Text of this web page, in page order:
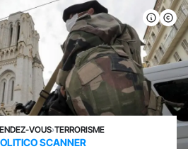
VOUS›TERRORISME
SCANNER